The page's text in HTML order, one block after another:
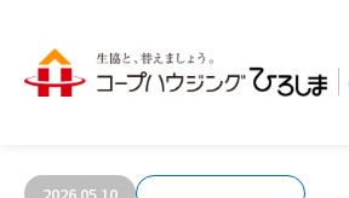
お客さまの声
2026.05.10